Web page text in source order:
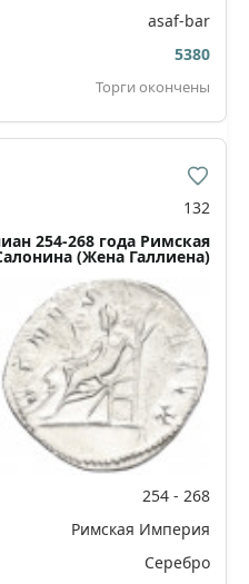
asaf-bar
5380
Торги окончены
132
254-268 года Римская
(Жена Галлиена)
254 - 268
Римская Империя
Серебро